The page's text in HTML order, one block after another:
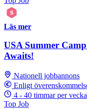
Läs mer
USA Summer
Awaits!
Nationell jobbannons
Enligt
4 - 40 timmar per vecka
Top Job